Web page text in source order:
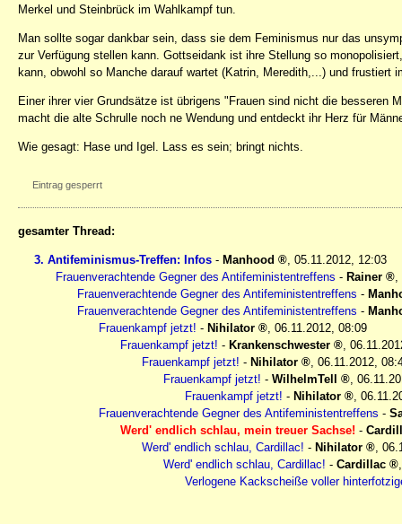
Merkel und Steinbrück im Wahlkampf tun.
Man sollte sogar dankbar sein, dass sie dem Feminismus nur das
zur Verfügung stellen kann. Gottseidank ist ihre Stellung so
kann, obwohl so Manche darauf wartet (Katrin, Meredith,...) und frustiert
Einer ihrer vier Grundsätze ist übrigens "Frauen sind nicht die besseren
macht die alte Schrulle noch ne Wendung und entdeckt ihr Herz für
Wie gesagt: Hase und Igel. Lass es sein; bringt nichts.
Eintrag gesperrt
gesamter Thread:
3. Antifeminismus-Treffen: Infos - Manhood , 05.11.2012, 12:03
Frauenverachtende Gegner des Antifeministentreffens - Rainer
,
Frauenverachtende Gegner des Antifeministentreffens -
Frauenverachtende Gegner des Antifeministentreffens -
Frauenkampf jetzt! - Nihilator , 06.11.2012, 08:09
Frauenkampf jetzt! - Krankenschwester ,
Frauenkampf jetzt! - Nihilator , 06.11.2012,
Frauenkampf jetzt! - WilhelmTell ,
Frauenkampf jetzt! - Nihilator ,
Frauenverachtende Gegner des Antifeministentreffens -
Werd' endlich schlau, mein treuer Sachse! -
Werd' endlich schlau, Cardillac! - Nihilator ,
Werd' endlich schlau, Cardillac! - Cardillac
Verlogene Kackscheiße voller